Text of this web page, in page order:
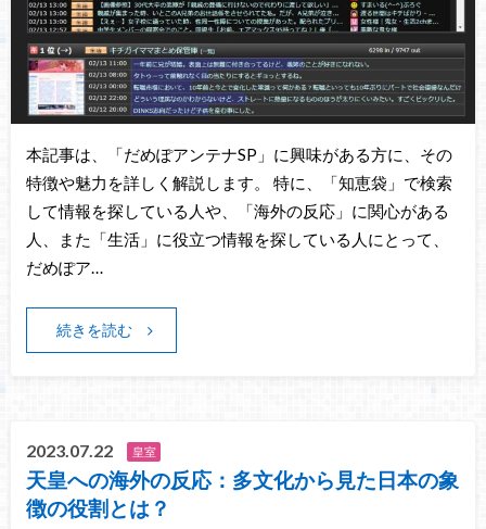
本記事は、「だめぽアンテナSP」に興味がある方に、その
特徴や魅力を詳しく解説します。 特に、「知恵袋」で検索
して情報を探している人や、「海外の反応」に関心がある
人、また「生活」に役立つ情報を探している人にとって、
だめぽア…
続きを読む
2023.07.22 皇室
天皇への海外の反応：多文化から見た日本の象
徴の役割とは？